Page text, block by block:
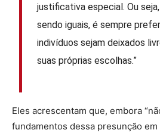
justificativa especial. Ou
sendo iguais, é sempre
indivíduos sejam deixados
suas próprias escolhas.”
Eles acrescentam que, embora
fundamentos dessa presunção